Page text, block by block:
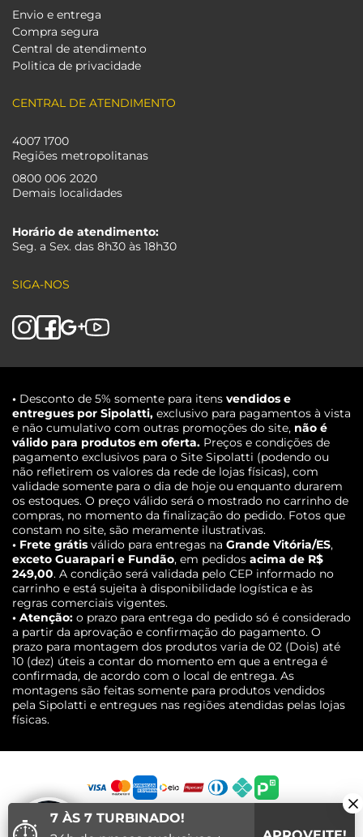
Envio e entrega
Compra segura
Central de atendimento
Politica de privacidade
CENTRAL DE ATENDIMENTO
4007 1700
Regiões metropolitanas
0800 006 2020
Demais localidades
Horário de atendimento:
Seg. a Sex. das 8h30 às 18h30
SIGA-NOS
• Desconto de 5% somente para itens vendidos e
entregues por Sipolatti, exclusivo para pagamentos à vista
e não cumulativo com outras promoções do site, não é
válido para produtos em oferta. Preços e condições de
pagamento exclusivos para o Site Sipolatti (podendo ou
não refletirem os valores da rede de lojas físicas), com
validade somente para o dia de hoje ou enquanto durarem
os estoques. O preço válido será o mostrado no carrinho de
compras, no momento da finalização do pedido. Fotos que
constam no site, são meramente ilustrativas.
• Frete grátis válido para entregas na Grande Vitória/ES,
exceto Guarapari e Fundão, em pedidos acima de R$
249,00. A condição será validada pelo CEP informado no
carrinho e está sujeita à disponibilidade logística e às
regras comerciais vigentes.
• Atenção: o prazo para entrega do pedido só é considerado
a partir da aprovação e confirmação do pagamento. O
prazo para montagem dos produtos varia de 02 (Dois) até
10 (dez) úteis a contar do momento em que a entrega é
confirmada, de acordo com o local de entrega. As
montagens são feitas somente para produtos vendidos
pela Sipolatti e entregues nas regiões atendidas pelas lojas
físicas.
7 ÀS 7 TURBINADO!